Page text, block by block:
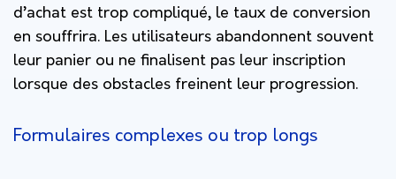
d’achat est trop compliqué, le taux de conversion
en souffrira. Les utilisateurs abandonnent souvent
leur panier ou ne finalisent pas leur inscription
lorsque des obstacles freinent leur progression.
Formulaires complexes ou trop longs